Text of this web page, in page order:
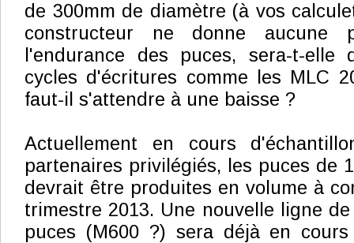
de 300mm de diamètre (à vos
constructeur ne donne aucune
l'endurance des puces, sera-t-
cycles d'écritures comme les MLC
faut-il s'attendre à une baisse ?
Actuellement en cours
partenaires privilégiés, les puces de
devrait être produites en volume à
trimestre 2013. Une nouvelle ligne
puces (M600 ?) sera déjà en cours